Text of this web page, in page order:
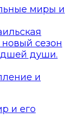
миры и
сезон
души.
и
и его